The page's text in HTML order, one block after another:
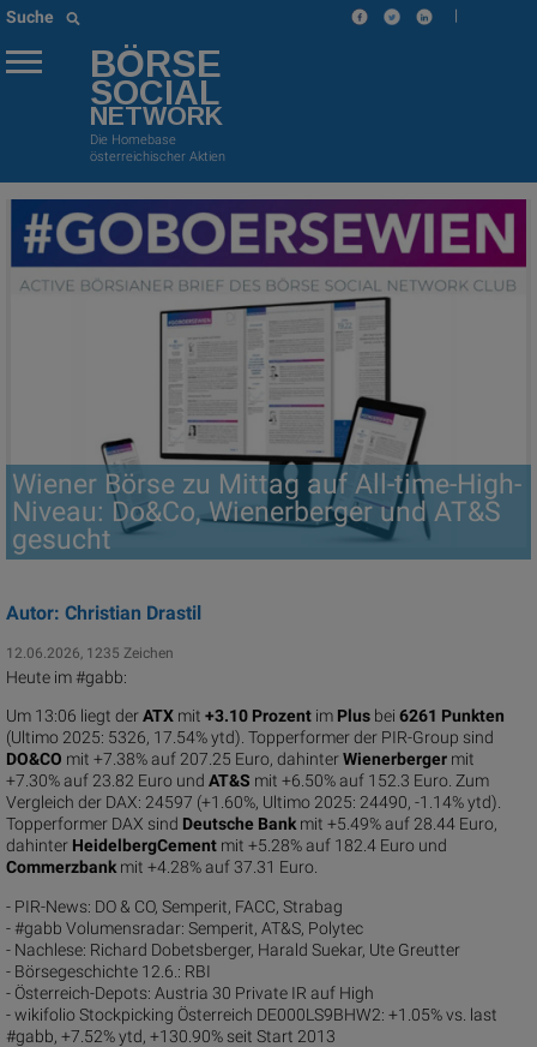
Suche |
BÖRSE
SOCIAL
NETWORK
Die Homebase
österreichischer Aktien
Wiener Börse zu Mittag auf All-time-High-
Niveau: Do&Co, Wienerberger und AT&S
gesucht
Autor: Christian Drastil
12.06.2026, 1235 Zeichen
Heute im #gabb:
Um 13:06 liegt derATX mit +3.10 Prozent im Plus bei 6261 Punkten
(Ultimo 2025: 5326, 17.54% ytd). Topperformer der PIR-Group sind
DO&CO mit +7.38% auf 207.25 Euro, dahinterWienerberger mit
+7.30% auf 23.82 Euro und AT&S mit +6.50% auf 152.3 Euro. Zum
Vergleich der DAX: 24597 (+1.60%, Ultimo 2025: 24490, -1.14% ytd).
Topperformer DAX sind Deutsche Bank mit +5.49% auf 28.44 Euro,
dahinter HeidelbergCement mit +5.28% auf 182.4 Euro und
Commerzbank mit +4.28% auf 37.31 Euro.
- PIR-News: DO & CO, Semperit, FACC, Strabag
- #gabb Volumensradar: Semperit, AT&S, Polytec
- Nachlese: Richard Dobetsberger, Harald Suekar, Ute Greutter
- Börsegeschichte 12.6.: RBI
- Österreich-Depots: Austria 30 Private IR auf High
- wikifolio Stockpicking Öster­reich DE000LS9BHW2: +1.05% vs. last
#gabb, +7.52% ytd, +130.90% seit Start 2013